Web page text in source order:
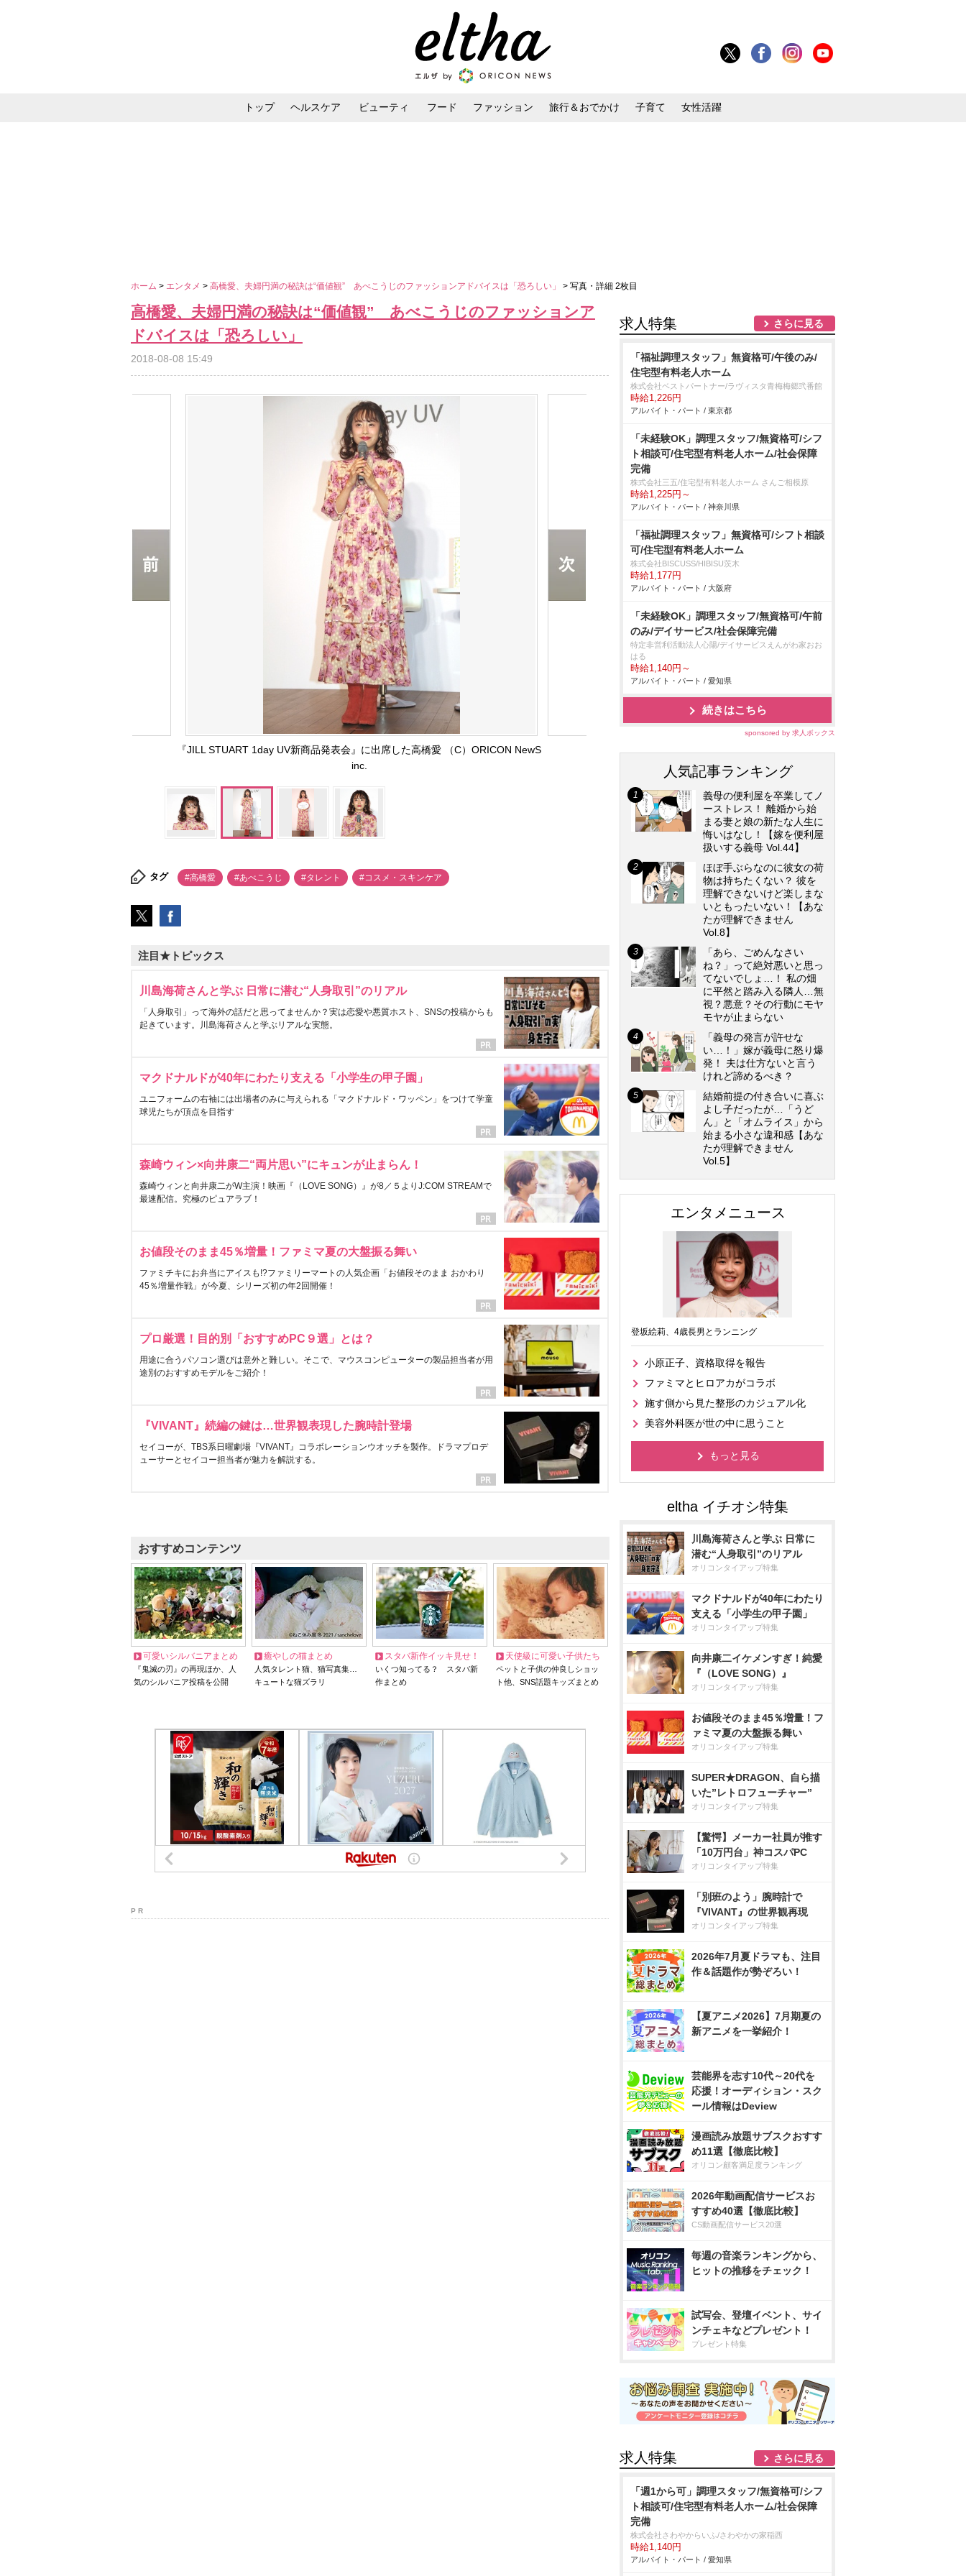
トップ ヘルスケア ビューティ フード ファッション 旅行＆おでかけ 子育て 女性活躍
ホーム > エンタメ > 高橋愛、夫婦円満の秘訣は“価値観” あべこうじのファッションアドバイスは「恐ろしい」 > 写真・詳細 2枚目
高橋愛、夫婦円満の秘訣は“価値観” あべこうじのファッションア
ドバイスは「恐ろしい」
2018-08-08 15:49
『JILL STUART 1day UV新商品発表会』に出席した高橋愛 （C）ORICON NewS
inc.
タグ #高橋愛 #あべこうじ #タレント #コスメ・スキンケア
注目★トピックス
川島海荷さんと学ぶ 日常に潜む“人身取引”のリアル
「人身取引」って海外の話だと思ってませんか？実は恋愛や悪質ホスト、SNSの投稿からも
起きています。川島海荷さんと学ぶリアルな実態。
マクドナルドが40年にわたり支える「小学生の甲子園」
ユニフォームの右袖には出場者のみに与えられる「マクドナルド・ワッペン」をつけて学童
球児たちが頂点を目指す
森崎ウィン×向井康二“両片思い”にキュンが止まらん！
森崎ウィンと向井康二がW主演！映画『（LOVE SONG）』が8／５よりJ:COM STREAMで
最速配信。究極のピュアラブ！
お値段そのまま45％増量！ファミマ夏の大盤振る舞い
ファミチキにお弁当にアイスも!?ファミリーマートの人気企画「お値段そのまま おかわり
45％増量作戦」が今夏、シリーズ初の年2回開催！
プロ厳選！目的別「おすすめPC９選」とは？
用途に合うパソコン選びは意外と難しい。そこで、マウスコンピューターの製品担当者が用
途別のおすすめモデルをご紹介！
『VIVANT』続編の鍵は…世界観表現した腕時計登場
セイコーが、TBS系日曜劇場『VIVANT』コラボレーションウオッチを製作。ドラマプロデ
ューサーとセイコー担当者が魅力を解説する。
おすすめコンテンツ
可愛いシルバニアまとめ
『鬼滅の刃』の再現ほか、人
気のシルバニア投稿を公開
癒やしの猫まとめ
人気タレント猫、猫写真集…
キュートな猫ズラリ
スタバ新作イッキ見せ！
いくつ知ってる？ スタバ新
作まとめ
天使級に可愛い子供たち
ペットと子供の仲良しショッ
ト他、SNS話題キッズまとめ
P R
求人特集 さらに見る
「福祉調理スタッフ」無資格可/午後のみ/
住宅型有料老人ホーム
株式会社ベストパートナー/ラヴィスタ青梅梅郷弐番館
時給1,226円
アルバイト・パート / 東京都
「未経験OK」調理スタッフ/無資格可/シフ
ト相談可/住宅型有料老人ホーム/社会保障
完備
株式会社三五/住宅型有料老人ホーム さんご相模原
時給1,225円～
アルバイト・パート / 神奈川県
「福祉調理スタッフ」無資格可/シフト相談
可/住宅型有料老人ホーム
株式会社BISCUSS/HIBISU茨木
時給1,177円
アルバイト・パート / 大阪府
「未経験OK」調理スタッフ/無資格可/午前
のみ/デイサービス/社会保障完備
特定非営利活動法人心陽/デイサービスえんがわ家おお
はる
時給1,140円～
アルバイト・パート / 愛知県
続きはこちら
sponsored by 求人ボックス
人気記事ランキング
義母の便利屋を卒業してノ
ーストレス！ 離婚から始
まる妻と娘の新たな人生に
悔いはなし！【嫁を便利屋
扱いする義母 Vol.44】
ほぼ手ぶらなのに彼女の荷
物は持ちたくない？ 彼を
理解できないけど楽しまな
いともったいない！【あな
たが理解できません
Vol.8】
「あら、ごめんなさい
ね？」って絶対悪いと思っ
てないでしょ…！ 私の畑
に平然と踏み入る隣人…無
視？悪意？その行動にモヤ
モヤが止まらない
「義母の発言が許せな
い…！」嫁が義母に怒り爆
発！ 夫は仕方ないと言う
けれど諦めるべき？
結婚前提の付き合いに喜ぶ
よし子だったが…「うど
ん」と「オムライス」から
始まる小さな違和感【あな
たが理解できません
Vol.5】
エンタメニュース
登坂絵莉、4歳長男とランニング
小原正子、資格取得を報告
ファミマとヒロアカがコラボ
施す側から見た整形のカジュアル化
美容外科医が世の中に思うこと
もっと見る
川島海荷さんと学ぶ 日常に
潜む“人身取引”のリアル
オリコンタイアップ特集
マクドナルドが40年にわたり
支える「小学生の甲子園」
オリコンタイアップ特集
向井康二イケメンすぎ！純愛
『（LOVE SONG）』
オリコンタイアップ特集
お値段そのまま45％増量！フ
ァミマ夏の大盤振る舞い
オリコンタイアップ特集
SUPER★DRAGON、自ら描
いた”レトロフューチャー”
オリコンタイアップ特集
【驚愕】メーカー社員が推す
「10万円台」神コスパPC
オリコンタイアップ特集
「別班のよう」腕時計で
『VIVANT』の世界観再現
オリコンタイアップ特集
2026年7月夏ドラマも、注目
作＆話題作が勢ぞろい！
【夏アニメ2026】7月期夏の
新アニメを一挙紹介！
芸能界を志す10代～20代を
応援！オーディション・スク
ール情報はDeview
漫画読み放題サブスクおすす
め11選【徹底比較】
オリコン顧客満足度ランキング
2026年動画配信サービスお
すすめ40選【徹底比較】
CS動画配信サービス20選
毎週の音楽ランキングから、
ヒットの推移をチェック！
試写会、登壇イベント、サイ
ンチェキなどプレゼント！
プレゼント特集
求人特集 さらに見る
「週1から可」調理スタッフ/無資格可/シフ
ト相談可/住宅型有料老人ホーム/社会保障
完備
株式会社さわやからいふ/さわやかの家稲西
時給1,140円
アルバイト・パート / 愛知県